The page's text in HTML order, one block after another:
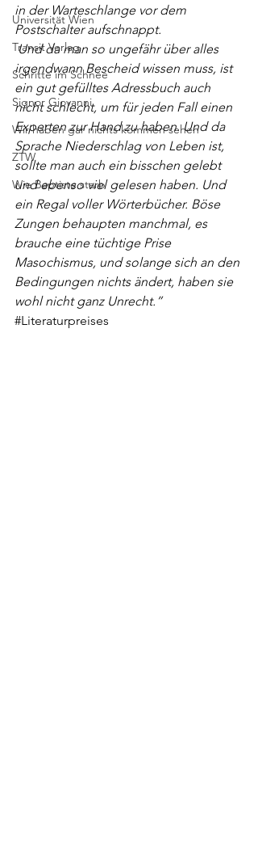
Universität Wien
Transit Verlag
Schritte im Schnee
Signor Giovanni
Wir haben gar nichts kommen sehen
ZTW
Wie Baptiste starb
in der Warteschlange vor dem
Postschalter aufschnappt.
Und da man so ungefähr über alles
irgendwann Bescheid wissen muss, ist
ein gut gefülltes Adressbuch auch
nicht schlecht, um für jeden Fall einen
Experten zur Hand zu haben. Und da
Sprache Niederschlag von Leben ist,
sollte man auch ein bisschen gelebt
und ebenso viel gelesen haben. Und
ein Regal voller Wörterbücher. Böse
Zungen behaupten manchmal, es
brauche eine tüchtige Prise
Masochismus, und solange sich an den
Bedingungen nichts ändert, haben sie
wohl nicht ganz Unrecht.”
#Literaturpreises